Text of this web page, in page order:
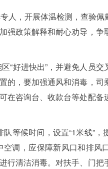
，开展体温检测，查验佩
强政策解释和耐心劝导，
“好进快出”，并避免人员
的，要加强通风和消毒，
在咨询台、收款台等处配
等候时间，设置“1米线”
调，应保障新风口和排风
清洁消毒。对扶手、门